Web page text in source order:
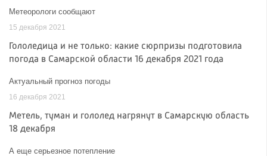
Метеорологи сообщают
15 декабря 2021
Гололедица и не только: какие сюрпризы подготовила
погода в Самарской области 16 декабря 2021 года
Актуальный прогноз погоды
16 декабря 2021
Метель, туман и гололед нагрянут в Самарскую область
18 декабря
А еще серьезное потепление